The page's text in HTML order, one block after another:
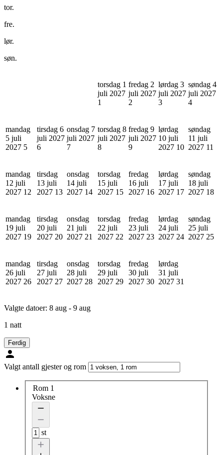
tor.
fre.
lør.
søn.
torsdag 1
juli 2027
1
fredag 2
juli 2027
2
lørdag 3
juli 2027
3
søndag 4
juli 2027
4
mandag
5 juli
2027 5
tirsdag 6
juli 2027
6
onsdag 7
juli 2027
7
torsdag 8
juli 2027
8
fredag 9
juli 2027
9
lørdag
10 juli
2027 10
søndag
11 juli
2027 11
mandag
12 juli
2027 12
tirsdag
13 juli
2027 13
onsdag
14 juli
2027 14
torsdag
15 juli
2027 15
fredag
16 juli
2027 16
lørdag
17 juli
2027 17
søndag
18 juli
2027 18
mandag
19 juli
2027 19
tirsdag
20 juli
2027 20
onsdag
21 juli
2027 21
torsdag
22 juli
2027 22
fredag
23 juli
2027 23
lørdag
24 juli
2027 24
søndag
25 juli
2027 25
mandag
26 juli
2027 26
tirsdag
27 juli
2027 27
onsdag
28 juli
2027 28
torsdag
29 juli
2027 29
fredag
30 juli
2027 30
lørdag
31 juli
2027 31
Valgte datoer: 8 aug - 9 aug
1 natt
Ferdig
Valgt antall gjester og rom
Rom 1
Voksne
st